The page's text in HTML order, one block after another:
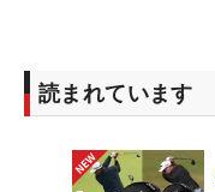
読まれています